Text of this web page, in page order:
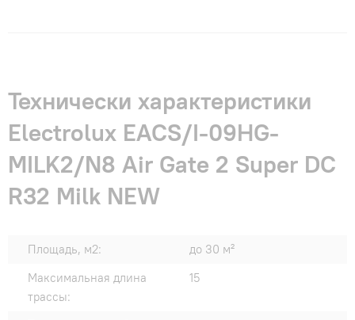
Технически характеристики
Electrolux EACS/I-09HG-
MILK2/N8 Air Gate 2 Super DC
R32 Milk NEW
Площадь, м2:
до 30 м²
Максимальная длина
трассы:
15